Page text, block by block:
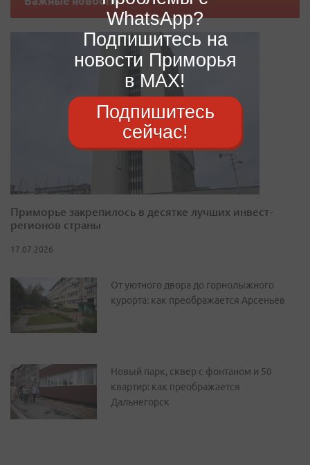
Приморье закрепилось в десятке лучших инвест-
регионов страны
17.07.2026
От уютного двора до горнолыжного
курорта: как преображается Арсеньев
Новый парк, сквер с фонтаном и 50
квартир: как преображается
Дальнегорск
WhatsApp?
Подпишитесь на
новости Приморья
в MAX!
Подпишитесь
сейчас!